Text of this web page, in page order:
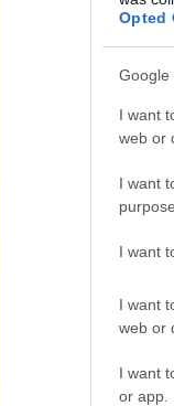
Opted
Google
I want
web or
I want
I want
I want
web or
I want
or app.
még
Ott volt a